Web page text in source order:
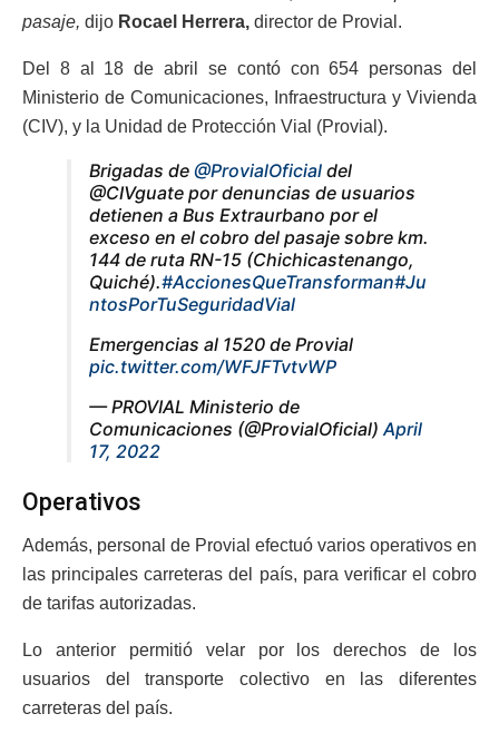
pasaje, dijo Rocael Herrera, director de Provial.
Del 8 al 18 de abril se contó con 654 personas del
Ministerio de Comunicaciones, Infraestructura y Vivienda
(CIV), y la Unidad de Protección Vial (Provial).
Brigadas de @ProvialOficial del
@CIVguate por denuncias de usuarios
detienen a Bus Extraurbano por el
exceso en el cobro del pasaje sobre km.
144 de ruta RN-15 (Chichicastenango,
Quiché).#AccionesQueTransforman#Ju
ntosPorTuSeguridadVial
Emergencias al 1520 de Provial
pic.twitter.com/WFJFTvtvWP
— PROVIAL Ministerio de
Comunicaciones (@ProvialOficial) April
17, 2022
Operativos
Además, personal de Provial efectuó varios operativos en
las principales carreteras del país, para verificar el cobro
de tarifas autorizadas.
Lo anterior permitió velar por los derechos de los
usuarios del transporte colectivo en las diferentes
carreteras del país.